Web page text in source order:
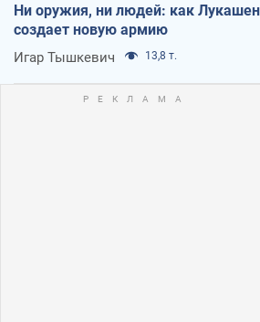
Ни оружия, ни людей: как
создает новую армию
Игар Тышкевич 13,8 т.